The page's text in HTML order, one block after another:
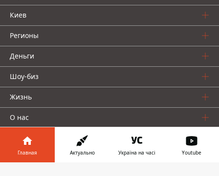
Киев
Регионы
Деньги
Шоу-биз
Жизнь
О нас
Главная Актуально Україна на часі Youtube